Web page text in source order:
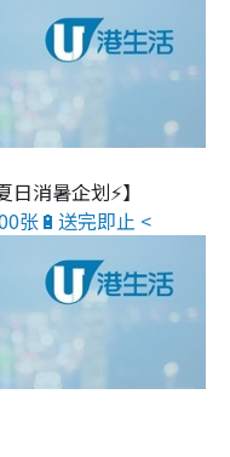
日消暑企划⚡】
张🔋送完即止 <